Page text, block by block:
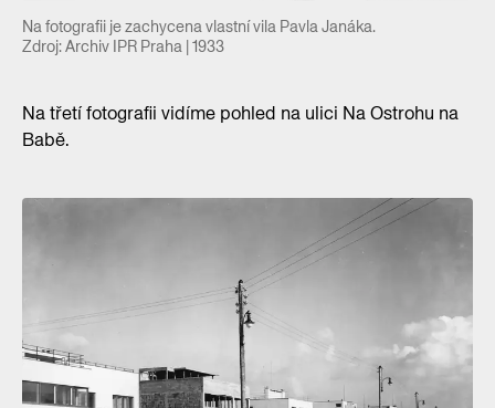
Na fotografii je zachycena vlastní vila Pavla Janáka.
Zdroj: Archiv IPR Praha | 1933
Na třetí fotografii vidíme pohled na ulici Na Ostrohu na
Babě.